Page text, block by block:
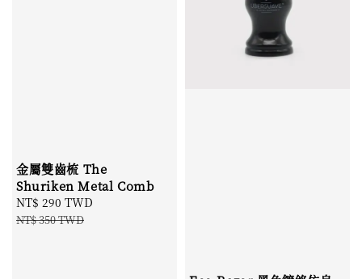
金屬雙齒梳 The
Shuriken Metal Comb
Sale
price
NT$ 290 TWD
NT$ 350 TWD